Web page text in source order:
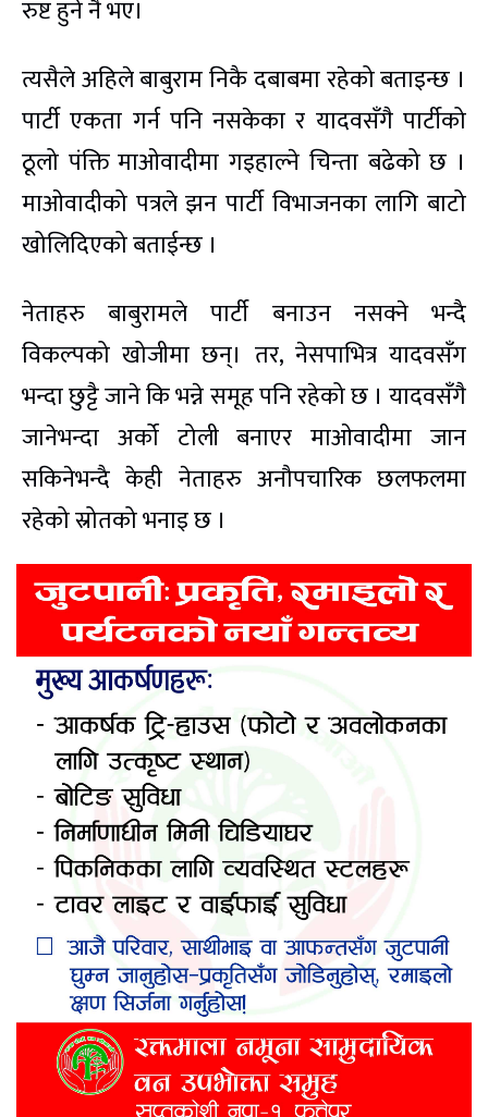
रुष्ट हुने नै भए।
त्यसैले अहिले बाबुराम निकै दबाबमा रहेको बताइन्छ ।
पार्टी एकता गर्न पनि नसकेका र यादवसँगै पार्टीको
ठूलो पंक्ति माओवादीमा गइहाल्ने चिन्ता बढेको छ ।
माओवादीको पत्रले झन पार्टी विभाजनका लागि बाटो
खोलिदिएको बताईन्छ ।
नेताहरु बाबुरामले पार्टी बनाउन नसक्ने भन्दै
विकल्पको खोजीमा छन्। तर, नेसपाभित्र यादवसँग
भन्दा छुट्टै जाने कि भन्ने समूह पनि रहेको छ । यादवसँगै
जानेभन्दा अर्को टोली बनाएर माओवादीमा जान
सकिनेभन्दै केही नेताहरु अनौपचारिक छलफलमा
रहेको स्रोतको भनाइ छ ।